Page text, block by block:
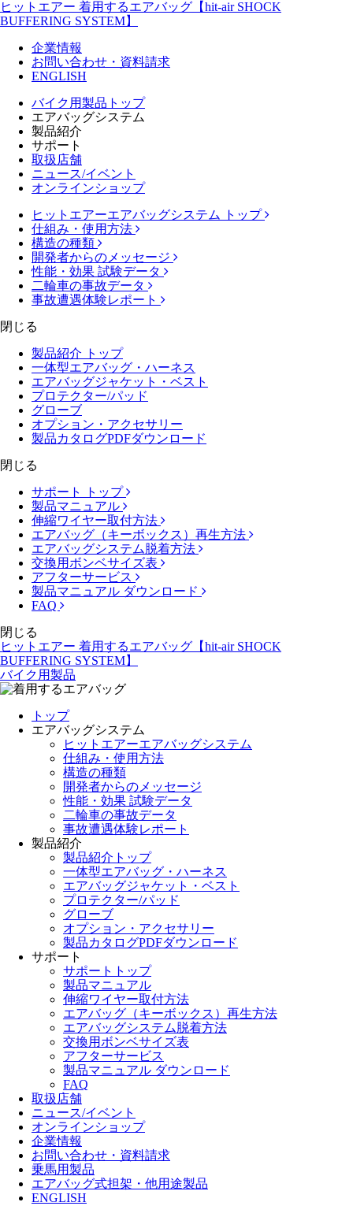
ヒットエアー 着用するエアバッグ【hit-air SHOCK
BUFFERING SYSTEM】
企業情報
お問い合わせ・資料請求
ENGLISH
バイク用製品トップ
エアバッグシステム
製品紹介
サポート
取扱店舗
ニュース/イベント
オンラインショップ
ヒットエアーエアバッグシステム トップ
仕組み・使用方法
構造の種類
開発者からのメッセージ
性能・効果 試験データ
二輪車の事故データ
事故遭遇体験レポート
閉じる
製品紹介 トップ
一体型エアバッグ・ハーネス
エアバッグジャケット・ベスト
プロテクター/パッド
グローブ
オプション・アクセサリー
製品カタログPDFダウンロード
閉じる
サポート トップ
製品マニュアル
伸縮ワイヤー取付方法
エアバッグ（キーボックス）再生方法
エアバッグシステム脱着方法
交換用ボンベサイズ表
アフターサービス
製品マニュアル ダウンロード
FAQ
閉じる
ヒットエアー 着用するエアバッグ【hit-air SHOCK
BUFFERING SYSTEM】
バイク用製品
トップ
エアバッグシステム
ヒットエアーエアバッグシステム
仕組み・使用方法
構造の種類
開発者からのメッセージ
性能・効果 試験データ
二輪車の事故データ
事故遭遇体験レポート
製品紹介
製品紹介トップ
一体型エアバッグ・ハーネス
エアバッグジャケット・ベスト
プロテクター/パッド
グローブ
オプション・アクセサリー
製品カタログPDFダウンロード
サポート
サポートトップ
製品マニュアル
伸縮ワイヤー取付方法
エアバッグ（キーボックス）再生方法
エアバッグシステム脱着方法
交換用ボンベサイズ表
アフターサービス
製品マニュアル ダウンロード
FAQ
取扱店舗
ニュース/イベント
オンラインショップ
企業情報
お問い合わせ・資料請求
乗馬用製品
エアバッグ式担架・他用途製品
ENGLISH